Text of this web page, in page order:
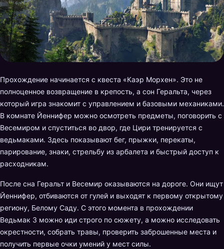
Прохождение начинается с квеста «Каэр Морхен». Это не
полноценное возвращение в крепость, а сон Геральта, через
который игра знакомит с управлением и базовыми механиками.
В комнате Йеннифер можно осмотреть предметы, поговорить с
Весемиром и спуститься во двор, где Цири тренируется с
ведьмаками. Здесь показывают бег, прыжки, перекаты,
парирование, знаки, стрельбу из арбалета и быстрый доступ к
расходникам.
После сна Геральт и Весемир оказываются на дороге. Они ищут
Йеннифер, отбиваются от гулей и выходят к первому открытому
региону, Белому Саду. С этого момента в прохождении
Ведьмак 3 можно иди строго по сюжету, а можно исследовать
окрестности, собрать травы, проверить заброшенные места и
получить первые очки умений у мест силы.